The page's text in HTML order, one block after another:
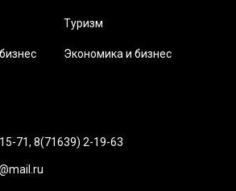
Туризм
Экономика и бизнес
71, 8(71639) 2-19-63